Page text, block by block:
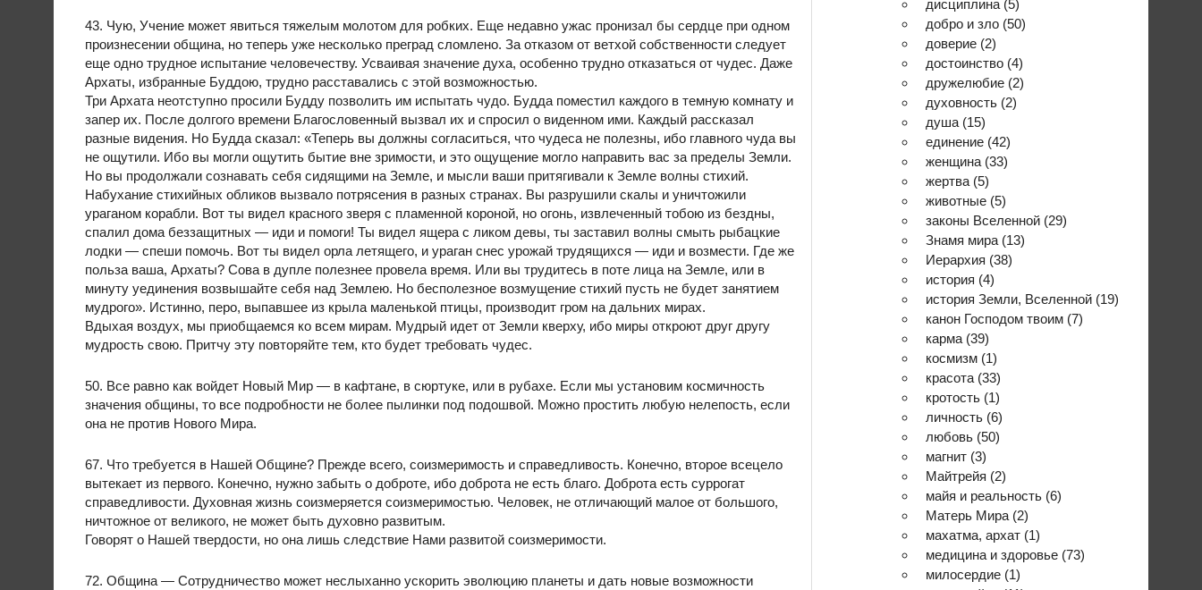
43. Чую, Учение может явиться тяжелым молотом для робких. Еще недавно ужас пронизал бы сердце при одном
произнесении община, но теперь уже несколько преград сломлено. За отказом от ветхой собственности следует
еще одно трудное испытание человечеству. Усваивая значение духа, особенно трудно отказаться от чудес. Даже
Архаты, избранные Буддою, трудно расставались с этой возможностью.
Три Архата неотступно просили Будду позволить им испытать чудо. Будда поместил каждого в темную комнату и
запер их. После долгого времени Благословенный вызвал их и спросил о виденном ими. Каждый рассказал
разные видения. Но Будда сказал: «Теперь вы должны согласиться, что чудеса не полезны, ибо главного чуда вы
не ощутили. Ибо вы могли ощутить бытие вне зримости, и это ощущение могло направить вас за пределы Земли.
Но вы продолжали сознавать себя сидящими на Земле, и мысли ваши притягивали к Земле волны стихий.
Набухание стихийных обликов вызвало потрясения в разных странах. Вы разрушили скалы и уничтожили
ураганом корабли. Вот ты видел красного зверя с пламенной короной, но огонь, извлеченный тобою из бездны,
спалил дома беззащитных — иди и помоги! Ты видел ящера с ликом девы, ты заставил волны смыть рыбацкие
лодки — спеши помочь. Вот ты видел орла летящего, и ураган снес урожай трудящихся — иди и возмести. Где же
польза ваша, Архаты? Сова в дупле полезнее провела время. Или вы трудитесь в поте лица на Земле, или в
минуту уединения возвышайте себя над Землею. Но бесполезное возмущение стихий пусть не будет занятием
мудрого». Истинно, перо, выпавшее из крыла маленькой птицы, производит гром на дальних мирах.
Вдыхая воздух, мы приобщаемся ко всем мирам. Мудрый идет от Земли кверху, ибо миры откроют друг другу
мудрость свою. Притчу эту повторяйте тем, кто будет требовать чудес.
50. Все равно как войдет Новый Мир — в кафтане, в сюртуке, или в рубахе. Если мы установим космичность
значения общины, то все подробности не более пылинки под подошвой. Можно простить любую нелепость, если
она не против Нового Мира.
67. Что требуется в Нашей Общине? Прежде всего, соизмеримость и справедливость. Конечно, второе всецело
вытекает из первого. Конечно, нужно забыть о доброте, ибо доброта не есть благо. Доброта есть суррогат
справедливости. Духовная жизнь соизмеряется соизмеримостью. Человек, не отличающий малое от большого,
ничтожное от великого, не может быть духовно развитым.
Говорят о Нашей твердости, но она лишь следствие Нами развитой соизмеримости.
72. Община — Сотрудничество может неслыханно ускорить эволюцию планеты и дать новые возможности
дисциплина (5)
добро и зло (50)
доверие (2)
достоинство (4)
дружелюбие (2)
духовность (2)
душа (15)
единение (42)
женщина (33)
жертва (5)
животные (5)
законы Вселенной (29)
Знамя мира (13)
Иерархия (38)
история (4)
история Земли, Вселенной (19)
канон Господом твоим (7)
карма (39)
космизм (1)
красота (33)
кротость (1)
личность (6)
любовь (50)
магнит (3)
Майтрейя (2)
майя и реальность (6)
Матерь Мира (2)
махатма, архат (1)
медицина и здоровье (73)
милосердие (1)